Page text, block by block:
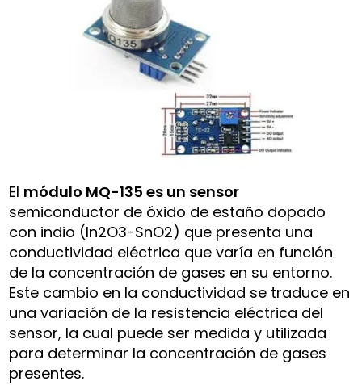
El módulo MQ-135 es un sensor
semiconductor de óxido de estaño dopado
con indio (In2O3-SnO2) que presenta una
conductividad eléctrica que varía en función
de la concentración de gases en su entorno.
Este cambio en la conductividad se traduce en
una variación de la resistencia eléctrica del
sensor, la cual puede ser medida y utilizada
para determinar la concentración de gases
presentes.